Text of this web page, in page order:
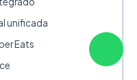
unificada
Eats